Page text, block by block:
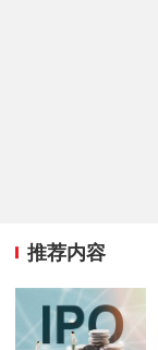
推荐内容